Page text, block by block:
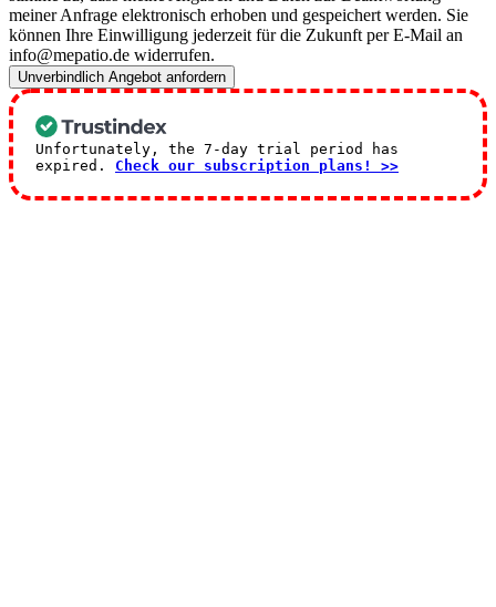
meiner Anfrage elektronisch erhoben und gespeichert werden. Sie
können Ihre Einwilligung jederzeit für die Zukunft per E-Mail an
info@mepatio.de widerrufen.
Unverbindlich Angebot anfordern
Unfortunately, the 7-day trial period has
expired. Check our subscription plans! >>